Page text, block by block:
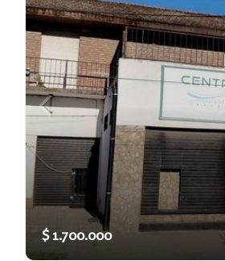
$ 1.700.000